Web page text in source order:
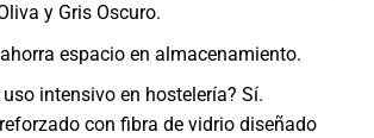
y Gris Oscuro.
espacio en almacenamiento.
intensivo en hostelería? Sí.
con fibra de vidrio diseñado